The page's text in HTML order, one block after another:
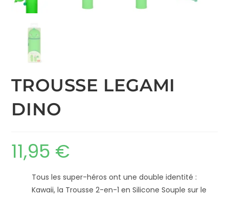
TROUSSE LEGAMI
DINO
11,95 €
Tous les super-héros ont une double identité :
Kawaii, la Trousse 2-en-1 en Silicone Souple sur le